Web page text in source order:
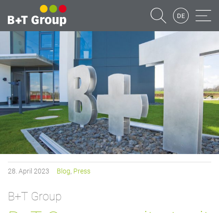
DE
28. April 2023 Blog, Press
B+T Group